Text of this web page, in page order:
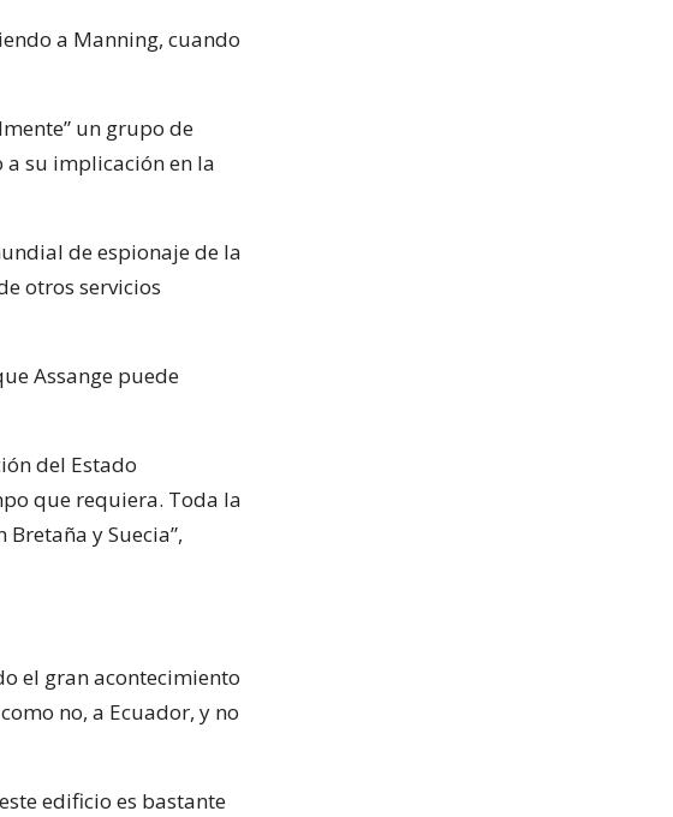
a Manning, cuando
un grupo de
su implicación en la
de espionaje de la
otros servicios
Assange puede
del Estado
que requiera. Toda la
y Suecia”,
el gran acontecimiento
no, a Ecuador, y no
edificio es bastante